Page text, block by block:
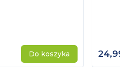
Do koszyka